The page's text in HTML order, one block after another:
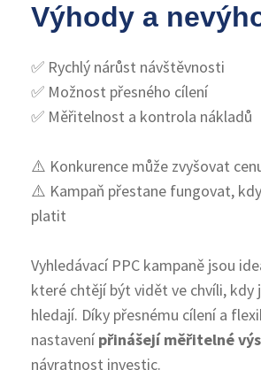
Výhody a
✅ Rychlý nárůst návštěvnosti
✅ Možnost přesného cílení
✅ Měřitelnost a kontrola nákladů
⚠️ Konkurence může zvyšovat
⚠️ Kampaň přestane fungovat,
platit
Vyhledávací PPC kampaně jsou
které chtějí být vidět ve chvíli, kdy
hledají. Díky přesnému cílení a
nastavení přinášejí měřitelné
návratnost investic.